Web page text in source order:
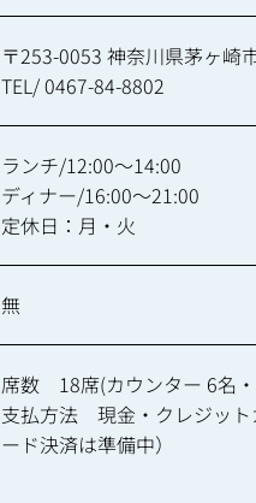
〒253-0053 神奈川県茅ヶ崎
TEL/ 0467-84-8802
ランチ/12:00～14:00
ディナー/16:00～21:00
定休日：月・火
無
席数 18席(カウンター 6名
支払方法 現金・クレジット
ード決済は準備中）